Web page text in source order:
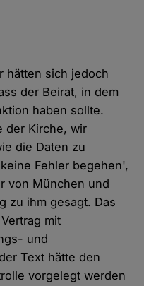
hätten sich jedoch
der Beirat, in dem
haben sollte.
der Kirche, wir
die Daten zu
Fehler begehen',
von München und
zu ihm gesagt. Das
mit
und
Text hätte den
vorgelegt werden